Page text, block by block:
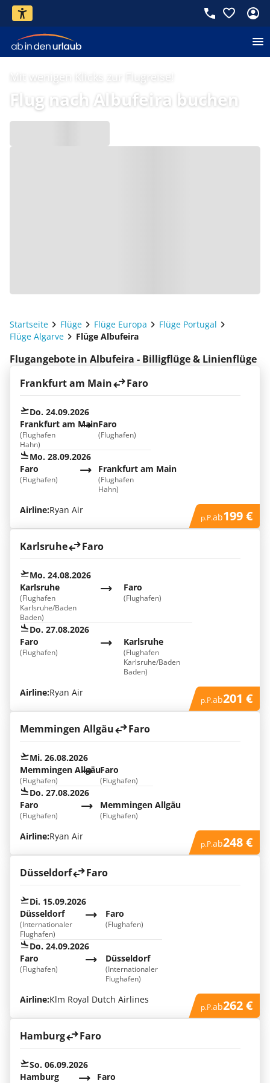
Mit wenigen Klicks zur Flugreise!
Flug nach Albufeira buchen
Startseite Flüge Flüge Europa
Flüge Portugal
Flüge Algarve
Flüge Albufeira
Flugangebote in Albufeira - Billigflüge & Linienflüge
Frankfurt am Main
Faro
Do. 24.09.2026
Frankfurt am Main
(Flughafen
Hahn)
Faro
(Flughafen)
Mo. 28.09.2026
Frankfurt am Main
(Flughafen
Hahn)
Faro
(Flughafen)
Airline:Ryan Air
p.P.ab199 €
Karlsruhe Faro
Mo. 24.08.2026
Karlsruhe
(Flughafen
Karlsruhe/Baden
Baden)
Faro
(Flughafen)
Do. 27.08.2026
Karlsruhe
(Flughafen
Karlsruhe/Baden
Baden)
Faro
(Flughafen)
Airline:Ryan Air
p.P.ab201 €
Memmingen Allgäu Faro
Mi. 26.08.2026
Memmingen Allgäu
(Flughafen)
Faro
(Flughafen)
Do. 27.08.2026
Memmingen Allgäu
(Flughafen)
Faro
(Flughafen)
Airline:Ryan Air
p.P.ab248 €
Düsseldorf Faro
Di. 15.09.2026
Düsseldorf
(Internationaler
Flughafen)
Faro
(Flughafen)
Do. 24.09.2026
Düsseldorf
(Internationaler
Flughafen)
Faro
(Flughafen)
Airline:Klm Royal Dutch Airlines
p.P.ab262 €
Hamburg Faro
So. 06.09.2026
Hamburg
Faro